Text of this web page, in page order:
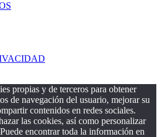
propias y de terceros para obtener
de navegación del usuario, mejorar su
contenidos en redes sociales.
las cookies, así como personalizar
encontrar toda la información en